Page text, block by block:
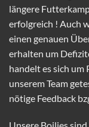
längere
erfolgreich ! Auch
einen genauen
erhalten um
handelt es sich um
unserem Team
nötige Feedback